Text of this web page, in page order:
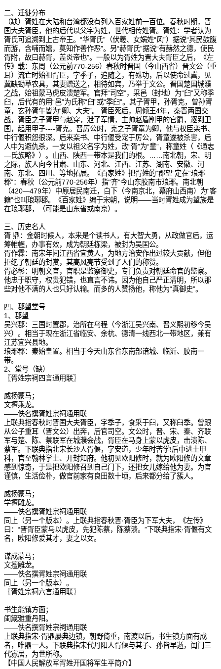
二、迁徙分布
（缺）胥姓在大陆和台湾都没有列入百家姓前一百位。春秋时期，晋
国大夫胥臣，他的后代以父字为姓，世代相传姓胥。胥姓：学者认为
胥氏可追溯到上古帝王。“华胥氏”（伏羲、女娲姓“风”）据说“其民鼓腹
而游，含哺而嬉，莫知作善作恶”。另“赫胥氏”据说“有赫然之德，使民
胥附，故曰赫胥，盖炎帝也”。一般以为胥姓为晋大夫胥臣之后，《左
传》载：东周（公元前770-256）春秋时晋国（今山西省）晋文公（重
耳）流亡时始祖胥臣，字季子，追随之，有殊功，后以使命过冀，见
冀缺锄草农具，其妻赠送之，相待如宾，乃举于文公。晋国楚国城濮
之战，始祖蒙马虎皮溃楚军。官拜“司空”，采邑（封地）为“臼”又称季
臼，后代有的用“邑”为氏称“臼”或“季臼”。其子胥甲，孙胥克，曾孙胥
童，玄孙胥午皆为“卿、大夫”。 胥臣死后，周倾王4年，秦晋两国交
战，胥臣之子胥甲与赵穿，泄了军情，主帅赵盾削甲的官爵，逐到卫
国，起用甲子----胥克。晋厉公时，克之子胥童为卿，他与权臣栾书、
中行偃积怨很深。后来栾书、中行偃受宠于厉公，胥童遂被杀害，后
人中为避仇杀，一支以祖父名字为姓，改“胥”为“童”，称童姓（《通志
—氏族略》）。山西、陕西一带本是我们的根。……南北朝，宋、明
之际，族人向今甘肃、山东、河北、江西、江苏、湖南、安徽、河
南、东北、四川、等地拓展。《百家姓》把胥姓的“郡望”定在“琅琊
郡”：春秋（公元前770-256年）指“齐”今山东胶南市琅琊。南北朝
（420—479年）中原居民南迁，白下（今南京北，幕府山西南）为“客
籍”也叫琅琊郡。《百家姓》编于宋朝，说明——当时胥姓成为望族是
在琅琊郡，（可能是山东省或南京）。
三、历史名人
胥 鼎：金朝时候人，本来是个读书人，有大智大勇，从政做官后，运
筹帷幄，办事有效，成为朝廷栋梁，被封为吴国公。
胥作霖：南宋年间江西省宜黄人，为地方治安作出过较大贡献，但他
拒绝了朝廷的封赏，其高风亮节受到了人们的称赞。
胥必彰：明朝文官，官职是监察御史，专门负责对朝廷命官的监察。
他忠于职守，权贵犯错，也直言不讳。因为他自己严正清明，所以那
些对他不满的人也只好认输。而多的人赞扬他，称他为“真御史”。
四、郡望堂号
1、郡望
吴兴郡：三国时置郡，治所在乌程（今浙江吴兴南、晋义熙初移今吴
兴）。相当于现在浙江省临安、余杭、德清一线西北一带地区，兼有
江苏宜兴县地。
琅琊郡：秦始皇置。相当于今天山东省东南部谙城、临沂、胶南一
带。
2、堂号（缺）
〖胥姓宗祠四言通用联〗
威扬蒙马；
文擅乘龙。
——佚名撰胥姓宗祠通用联
上联典指春秋时晋国大夫胥臣，字季子，食采于臼，又称臼季。曾跟
从公子重耳（晋文公）出奔，后官司空。文公时，晋、宋、秦、齐联
军与楚、陈、蔡联军在城濮会战，胥臣在马身上蒙以虎皮，击溃陈、
蔡军。下联典指北宋长沙人胥偃，字安道，少年时苦学!后中进士甲
科，官至翰林学士、开封知府。他初见欧阳修时，就为欧阳修的文章
感到惊奇，于是把欧阳修召到自己门下，还把女儿嫁给他为妻。为官
谨慎，生活俭朴，做官前家有良田数十顷，后来都分给了簇人。
威扬蒙马；
学擅雕龙。
——佚名撰胥姓宗祠通用联
同上（另一个版本）。上联典指春秋晋·胥臣为下军大夫，《左传》
曰：“晋胥臣蒙马以虎皮，先犯陈蔡，陈蔡溃。”下联典指宋·胥偃有文
名，欧阳修爱其才，妻之以女。
谋成蒙马；
文擅雕龙。
——佚名撰胥姓宗祠通用联
同上（另一个版本）。
〖胥姓宗祠六言通用联〗
书生能镇方面；
闺箴雅重丹阳。
——佚名撰胥姓宗祠通用联
上联典指宋·胥鼎屡典边镇，朝野倚重，南渡以后，书生镇方面有成
者，唯鼎一人。下联典指宋代丹阳人胥偃与其子、孙皆早逝，闺门三
代寡居，为世所称。
【中国人民解放军胥姓开国将军生平简介】